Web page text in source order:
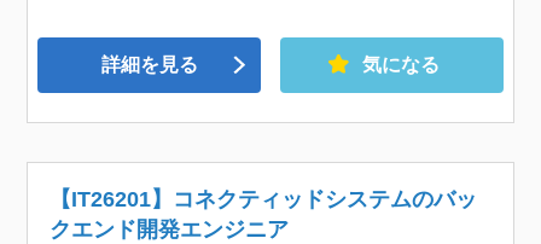
詳細を見る 気になる
【IT26201】コネクティッドシステムのバッ
クエンド開発エンジニア